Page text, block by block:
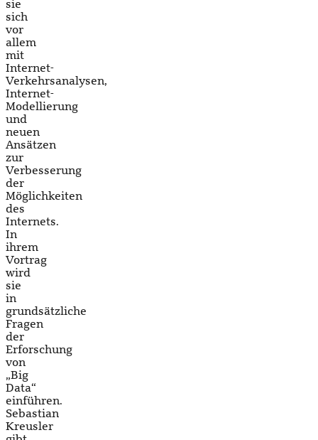
sie
sich
vor
allem
mit
Internet-
Verkehrsanalysen,
Internet-
Modellierung
und
neuen
Ansätzen
zur
Verbesserung
der
Möglichkeiten
des
Internets.
In
ihrem
Vortrag
wird
sie
in
grundsätzliche
Fragen
der
Erforschung
von
„Big
Data“
einführen.
Sebastian
Kreusler